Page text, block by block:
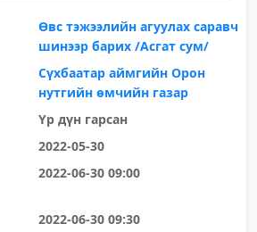
Өвс тэжээлийн агуулах саравч
шинээр барих /Асгат сум/
Сүхбаатар аймгийн Орон
нутгийн өмчийн газар
Үр дүн гарсан
2022-05-30
2022-06-30 09:00
2022-06-30 09:30